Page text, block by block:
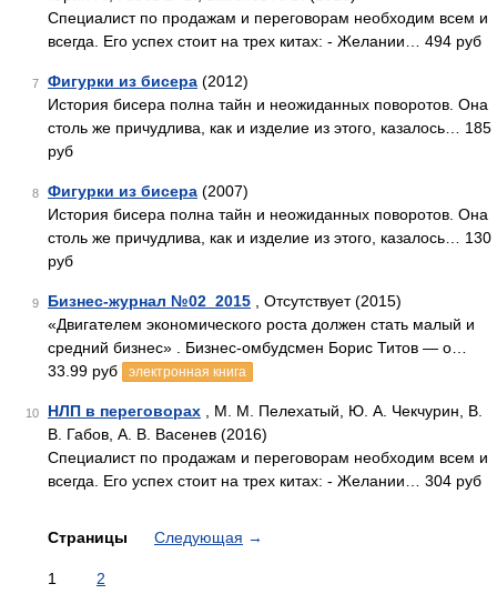
Специалист по продажам и переговорам необходим всем и
всегда. Его успех стоит на трех китах: - Желании… 494 руб
7 Фигурки из бисера (2012)
История бисера полна тайн и неожиданных поворотов. Она
столь же причудлива, как и изделие из этого, казалось… 185
руб
8 Фигурки из бисера (2007)
История бисера полна тайн и неожиданных поворотов. Она
столь же причудлива, как и изделие из этого, казалось… 130
руб
9 Бизнес-журнал №02_2015 , Отсутствует (2015)
«Двигателем экономического роста должен стать малый и
средний бизнес» . Бизнес-омбудсмен Борис Титов ― о…
33.99 руб
электронная книга
10 НЛП в переговорах , М. М. Пелехатый, Ю. А. Чекчурин, В.
В. Габов, А. В. Васенев (2016)
Специалист по продажам и переговорам необходим всем и
всегда. Его успех стоит на трех китах: - Желании… 304 руб
Страницы Следующая →
1 2